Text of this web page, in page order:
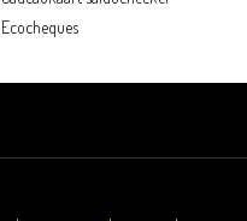
Ecocheques